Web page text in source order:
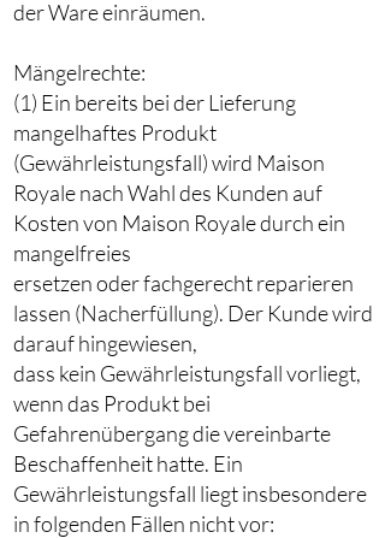
der Ware einräumen.
Mängelrechte:
(1) Ein bereits bei der Lieferung
mangelhaftes Produkt
(Gewährleistungsfall) wird Maison
Royale nach Wahl des Kunden auf
Kosten von Maison Royale durch ein
mangelfreies
ersetzen oder fachgerecht reparieren
lassen (Nacherfüllung). Der Kunde wird
darauf hingewiesen,
dass kein Gewährleistungsfall vorliegt,
wenn das Produkt bei
Gefahrenübergang die vereinbarte
Beschaffenheit hatte. Ein
Gewährleistungsfall liegt insbesondere
in folgenden Fällen nicht vor: